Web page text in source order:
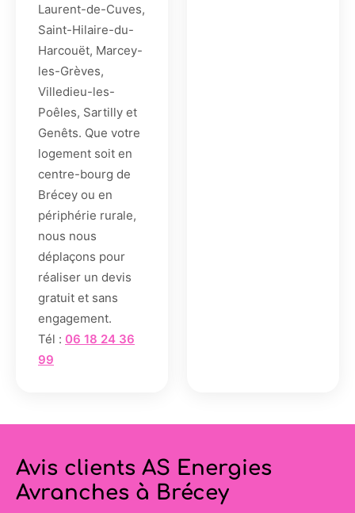
Laurent-de-Cuves,
Saint-Hilaire-du-
Harcouët, Marcey-
les-Grèves,
Villedieu-les-
Poêles, Sartilly et
Genêts. Que votre
logement soit en
centre-bourg de
Brécey ou en
périphérie rurale,
nous nous
déplaçons pour
réaliser un devis
gratuit et sans
engagement.
Tél : 06 18 24 36
99
Avis clients AS Energies
Avranches à Brécey